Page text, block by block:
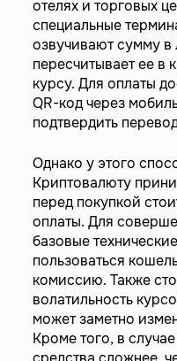
отелях и торговых
специальные
озвучивают сумму в
пересчитывает ее в
курсу. Для оплаты
QR-код через
подтвердить
Однако у этого
Криптовалюту
перед покупкой
оплаты. Для
базовые
пользоваться
комиссию. Также
волатильность
может заметно
Кроме того, в